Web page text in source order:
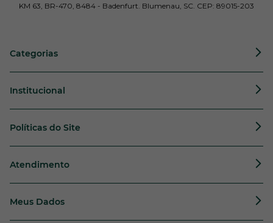
KM 63, BR-470, 8484 - Badenfurt. Blumenau, SC. CEP: 89015-203
Categorias
Institucional
Políticas do Site
Atendimento
Meus Dados